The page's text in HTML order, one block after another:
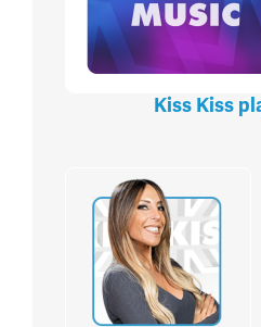
Kiss Kiss